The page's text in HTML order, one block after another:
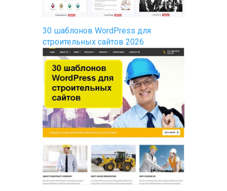
30 шаблонов WordPress для
строительных сайтов 2026